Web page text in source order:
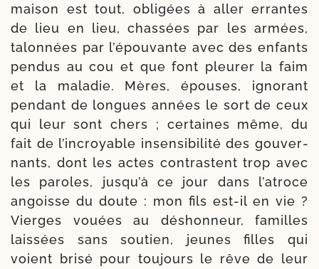
mai­son est tout, obli­gées à aller errantes
de lieu en lieu, chas­sées par les armées,
talon­nées par l’é­pou­vante avec des enfants
pen­dus au cou et que font pleu­rer la faim
et la mala­die. Mères, épouses, igno­rant
pen­dant de longues années le sort de ceux
qui leur sont chers ; cer­taines même, du
fait de l’in­croyable insen­si­bi­li­té des gou­ver­
nants, dont les actes contras­tent trop avec
les paroles, jus­qu’à ce jour dans l’a­troce
angoisse du doute : mon fils est-​il en vie ?
Vierges vouées au déshon­neur, familles
lais­sées sans sou­tien, jeunes filles qui
voient bri­sé pour tou­jours le rêve de leur